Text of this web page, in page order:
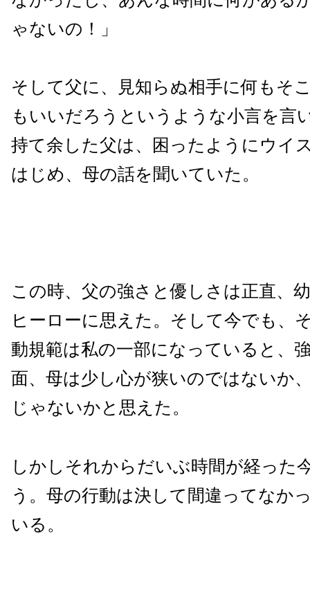
ゃないの！」
そして父に、見知らぬ相手に何もそ
もいいだろうというような小言を言
持て余した父は、困ったようにウイ
はじめ、母の話を聞いていた。
この時、父の強さと優しさは正直、
ヒーローに思えた。そして今でも、
動規範は私の一部になっていると、
面、母は少し心が狭いのではないか
じゃないかと思えた。
しかしそれからだいぶ時間が経った
う。母の行動は決して間違ってなか
いる。